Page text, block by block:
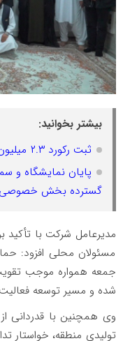
بیشتر بخوانید:
ثبت رکورد ۲.۳ میلیون تنی تولید کنسانتره در احیاء سپاهان
گسترده بخش خصوصی
مدیرعامل شرکت با
مسئولان محلی افزود:
جمعه همواره موجب
شده و مسیر توسعه
وی همچنین با قدردانی
تولیدی منطقه، خواستار